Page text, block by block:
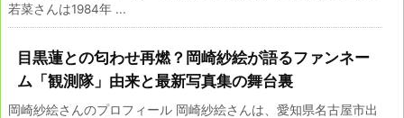
若菜さんは1984年 ...
目黒蓮との匂わせ再燃？岡崎紗絵が語るファンネー
ム「観測隊」由来と最新写真集の舞台裏
岡崎紗絵さんのプロフィール 岡崎紗絵さんは、愛知県名古屋市出